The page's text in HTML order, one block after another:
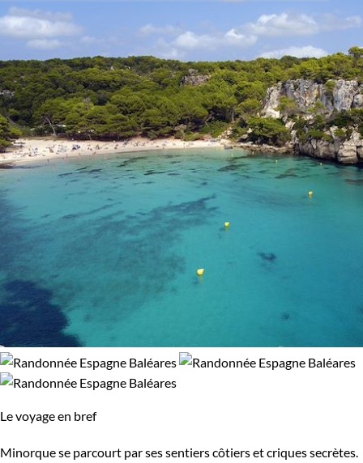
laissez Minorque éveiller en vous la passion de l'inexploré.
Activité
Randonnée
Budget
De 1 250 à 2 000 $CAD
Plus de 3 000 $CAD
Les 10/13 ans Les 14/16 ans
Le voyage en bref
Minorque se parcourt par ses sentiers côtiers et criques secrètes.